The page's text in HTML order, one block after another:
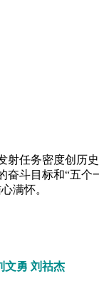
射任务密度创历
奋斗目标和“五
满怀。
文勇 刘祜杰